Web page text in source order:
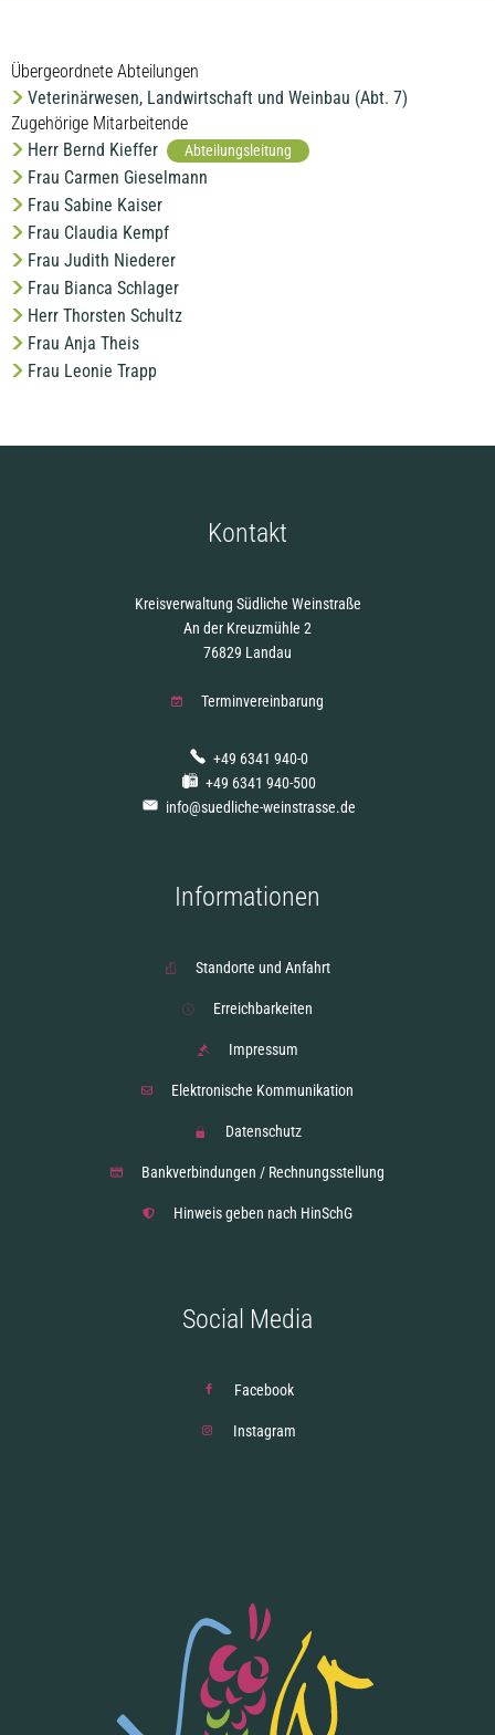
Übergeordnete Abteilungen
Veterinärwesen, Landwirtschaft und Weinbau (Abt. 7)
Zugehörige Mitarbeitende
Herr Bernd Kieffer
Abteilungsleitung
Frau Carmen Gieselmann
Frau Sabine Kaiser
Frau Claudia Kempf
Frau Judith Niederer
Frau Bianca Schlager
Herr Thorsten Schultz
Frau Anja Theis
Frau Leonie Trapp
Kontakt
Kreisverwaltung Südliche Weinstraße
An der Kreuzmühle 2
76829 Landau
Terminvereinbarung
+49 6341 940-0
+49 6341 940-500
info@suedliche-weinstrasse.de
Informationen
Standorte und Anfahrt
Erreichbarkeiten
Impressum
Elektronische Kommunikation
Datenschutz
Bankverbindungen / Rechnungsstellung
Hinweis geben nach HinSchG
Social Media
Facebook
Instagram